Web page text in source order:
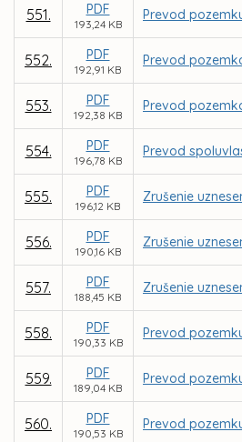
551. PDF
193,24 KB
Prevod
552. PDF
192,91 KB
Prevod
553. PDF
192,38 KB
Prevod
554. PDF
196,78 KB
Prevod
555. PDF
196,12 KB
Zrušenie
556. PDF
190,16 KB
Zrušenie
557. PDF
188,45 KB
Zrušenie
558. PDF
190,33 KB
Prevod
559. PDF
189,04 KB
Prevod
560. PDF
190,53 KB
Prevod